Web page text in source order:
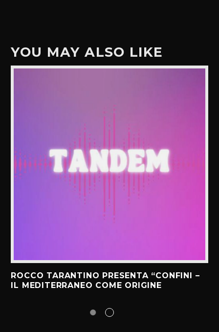
YOU MAY ALSO LIKE
ROCCO TARANTINO PRESENTA “CONFINI –
IL MEDITERRANEO COME ORIGINE